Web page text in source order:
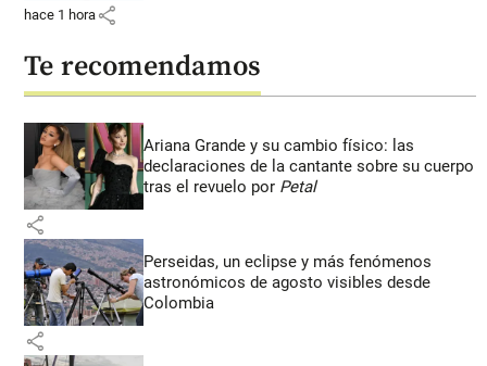
hace 1 hora share
Te recomendamos
Ariana Grande y su cambio físico: las
declaraciones de la cantante sobre su cuerpo
tras el revuelo por Petal
share
Perseidas, un eclipse y más fenómenos
astronómicos de agosto visibles desde
Colombia
share